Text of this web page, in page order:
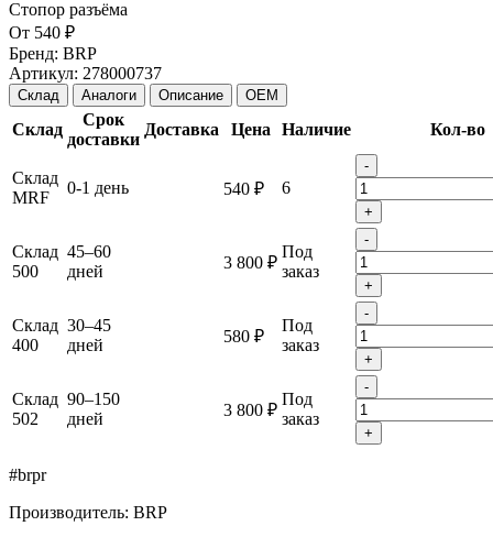
От 540 ₽
Бренд: BRP
Артикул: 278000737
Склад Аналоги Описание OEM
Склад
Срок
доставки
Доставка Цена Наличие Кол-во
Склад
MRF
0-1 день 540 ₽ 6
-
+
Склад
500
45–60
дней
3 800 ₽
Под
заказ
-
+
Склад
400
30–45
дней
580 ₽
Под
заказ
-
+
Склад
502
90–150
дней
3 800 ₽
Под
заказ
-
+
#brpr
Производитель: BRP